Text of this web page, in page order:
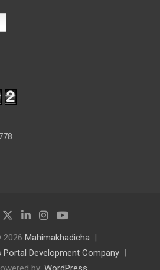
2026 Mahimakhadicha
Portal Development Company